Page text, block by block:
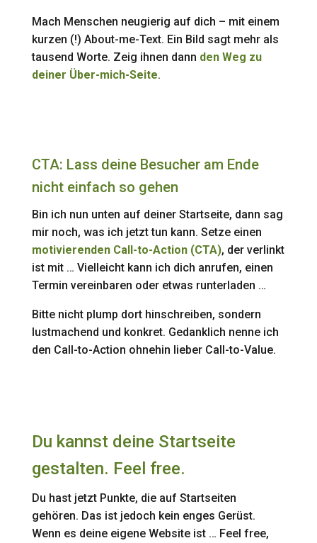
Mach Menschen neugierig auf dich – mit einem
kurzen (!) About-me-Text. Ein Bild sagt mehr als
tausend Worte. Zeig ihnen dann den Weg zu
deiner Über-mich-Seite.
CTA: Lass deine Besucher am Ende
nicht einfach so gehen
Bin ich nun unten auf deiner Startseite, dann sag
mir noch, was ich jetzt tun kann. Setze einen
motivierenden Call-to-Action (CTA), der verlinkt
ist mit … Vielleicht kann ich dich anrufen, einen
Termin vereinbaren oder etwas runterladen …
Bitte nicht plump dort hinschreiben, sondern
lustmachend und konkret. Gedanklich nenne ich
den Call-to-Action ohnehin lieber Call-to-Value.
Du kannst deine Startseite
gestalten. Feel free.
Du hast jetzt Punkte, die auf Startseiten
gehören. Das ist jedoch kein enges Gerüst.
Wenn es deine eigene Website ist … Feel free,